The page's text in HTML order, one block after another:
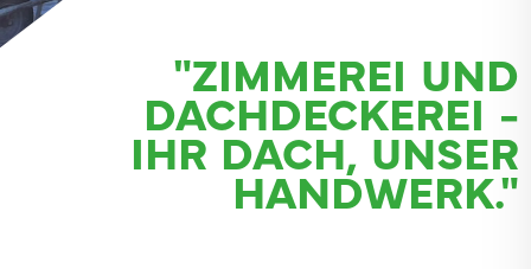
"ZIMMEREI UND
DACHDECKEREI -
IHR DACH, UNSER
HANDWERK."